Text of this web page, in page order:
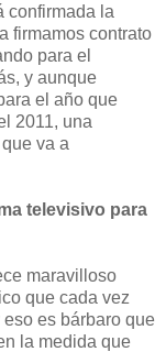
confirmada la
firmamos contrato
para el
y aunque
el año que
2011, una
va a
televisivo para
maravilloso
que cada vez
es bárbaro que
la medida que